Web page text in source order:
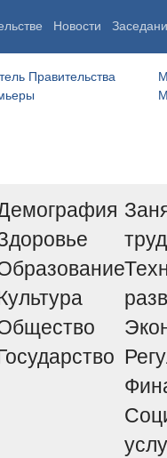
Новости
Правительства
труд